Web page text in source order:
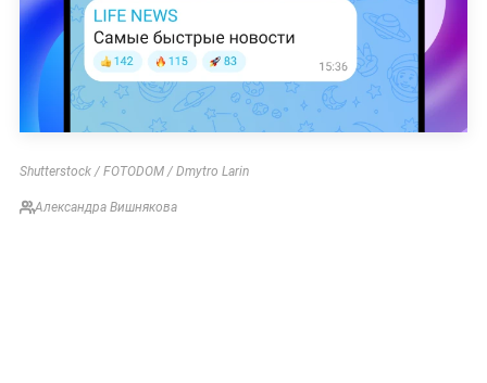
Shutterstock / FOTODOM / Dmytro Larin
Александра Вишнякова